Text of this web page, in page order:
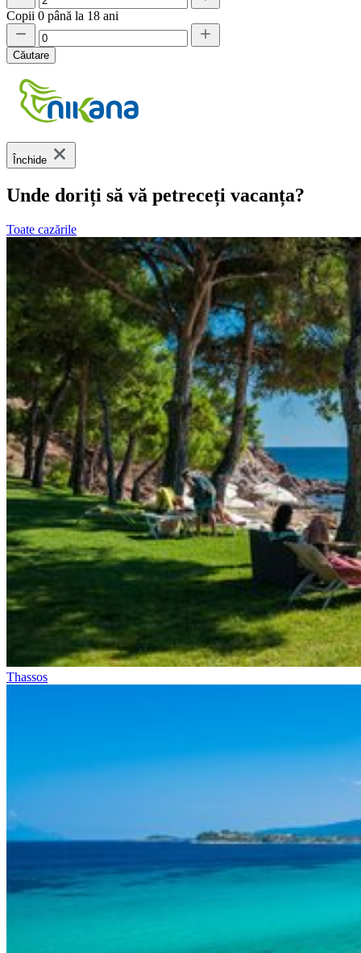
Copii 0 până la 18 ani
Căutare
Închide
Unde doriți să vă petreceți vacanța?
Toate cazările
Thassos